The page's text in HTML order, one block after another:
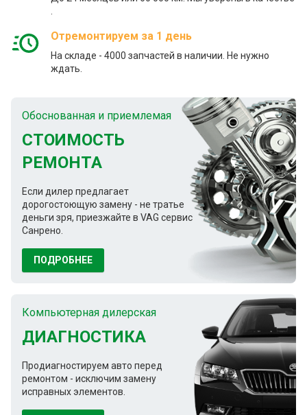
Отремонтируем за 1 день
На складе - 4000 запчастей в наличии. Не нужно
ждать.
Обоснованная и приемлемая
СТОИМОСТЬ
РЕМОНТА
Если дилер предлагает
дорогостоющую замену - не тратье
деньги зря, приезжайте в VAG сервис
Санрено.
ПОДРОБНЕЕ
Компьютерная дилерская
ДИАГНОСТИКА
Продиагностируем авто перед
ремонтом - исключим замену
исправных элементов.